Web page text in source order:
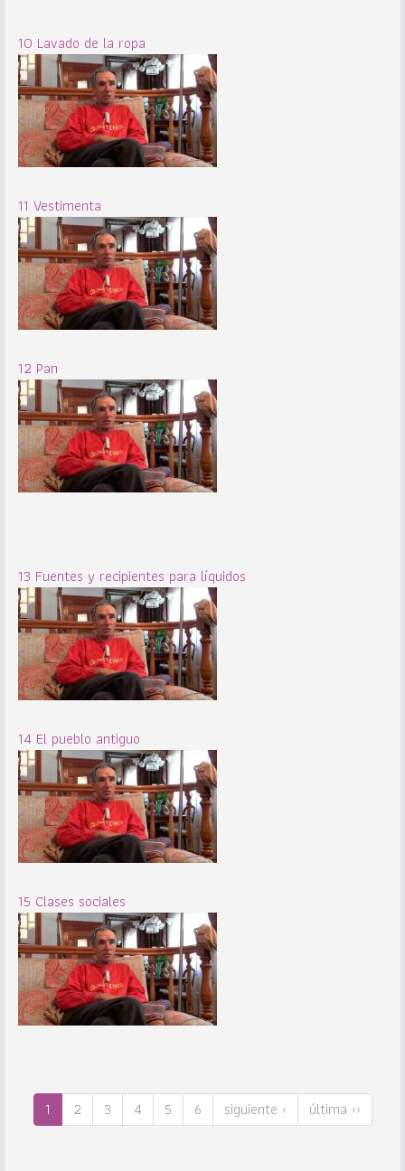
10 Lavado de la ropa
11 Vestimenta
12 Pan
13 Fuentes y recipientes para líquidos
14 El pueblo antiguo
15 Clases sociales
1 2 3 4 5 6 siguiente › última ››